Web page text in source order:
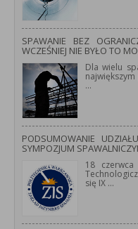
SPAWANIE BEZ
WCZEŚNIEJ NIE BYŁO TO
Dla wielu
...
PODSUMOWANIE
SYMPOZJUM
18
się IX ...